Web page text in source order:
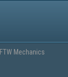
FTW Mechanics